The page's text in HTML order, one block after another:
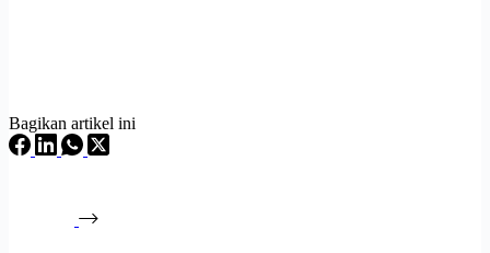
Bagikan artikel ini